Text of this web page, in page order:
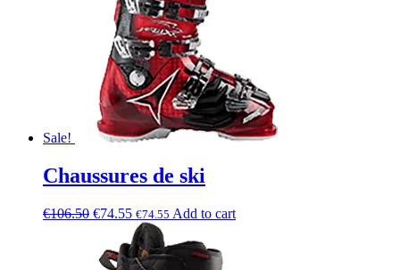
Sale!
Chaussures de ski
€106.50 €74.55 €74.55 Add to cart